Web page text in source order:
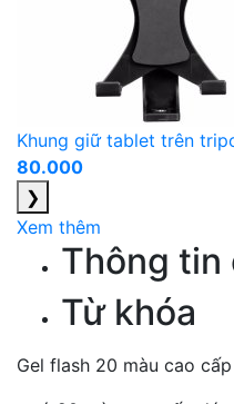
Khung giữ tablet trên
80.000
❯
Xem thêm
Thông tin
Từ khóa
Gel flash 20 màu cao cấp